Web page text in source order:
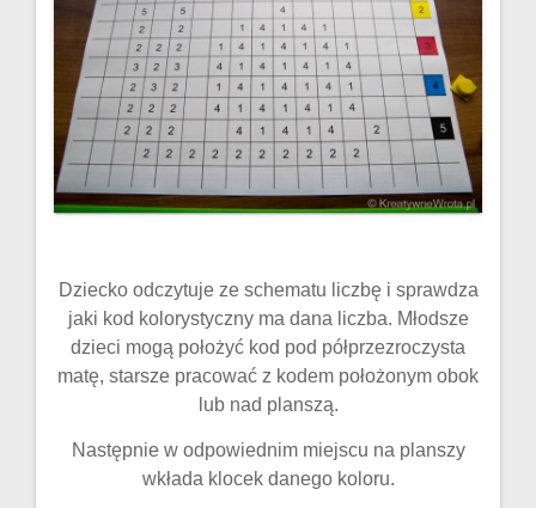
Dziecko odczytuje ze schematu liczbę i sprawdza
jaki kod kolorystyczny ma dana liczba. Młodsze
dzieci mogą położyć kod pod półprzezroczysta
matę, starsze pracować z kodem położonym obok
lub nad planszą.
Następnie w odpowiednim miejscu na planszy
wkłada klocek danego koloru.